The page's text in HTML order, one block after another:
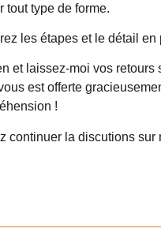
tout type de forme.
les étapes et le détail en
et laissez-moi vos
est offerte
!
continuer la discutions sur